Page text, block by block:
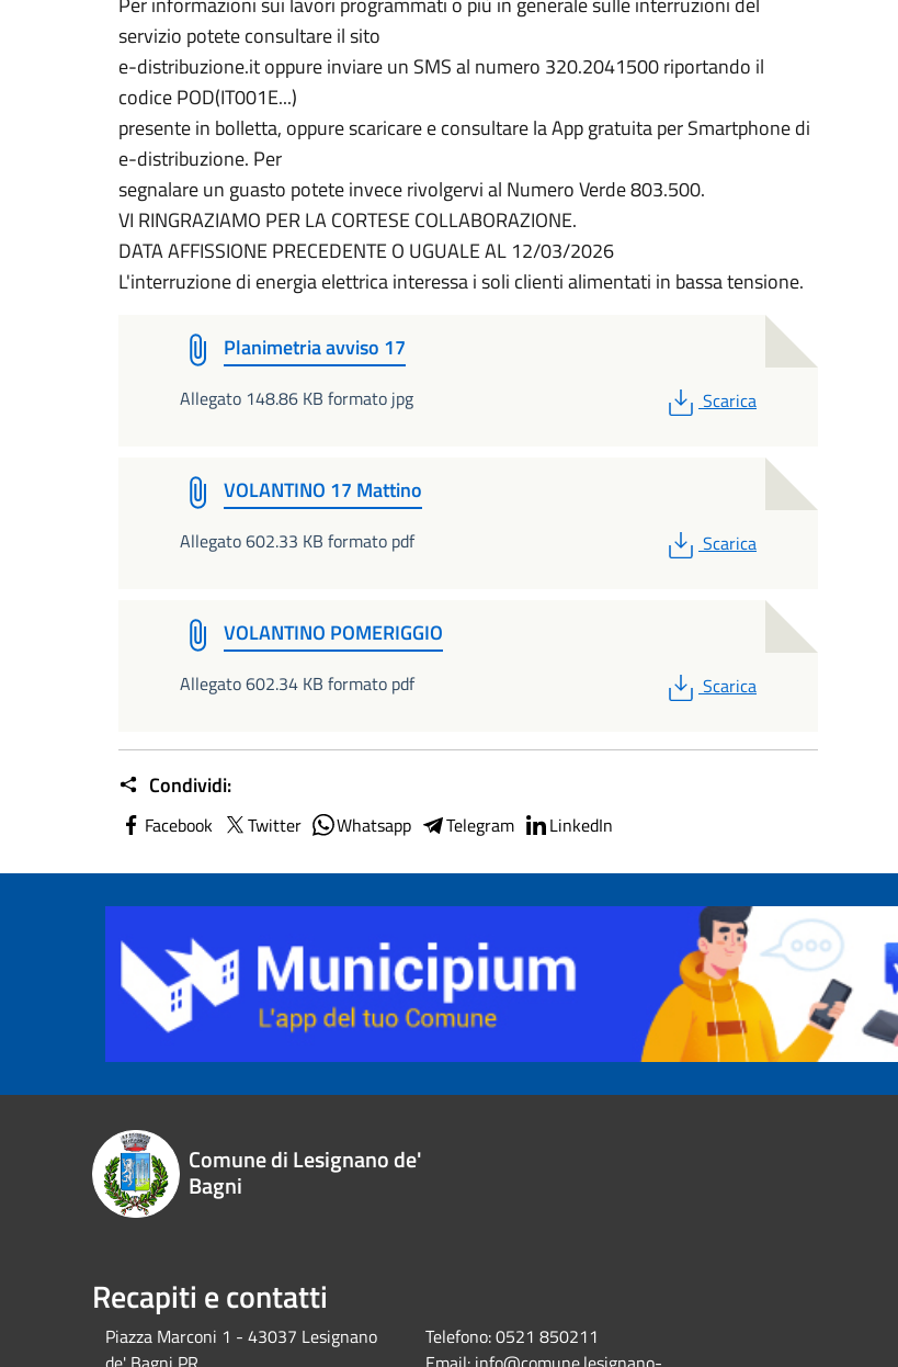
servizio potete consultare il sito
e-distribuzione.it oppure inviare un SMS al numero 320.2041500 riportando il
codice POD(IT001E...)
presente in bolletta, oppure scaricare e consultare la App gratuita per Smartphone di
e-distribuzione. Per
segnalare un guasto potete invece rivolgervi al Numero Verde 803.500.
VI RINGRAZIAMO PER LA CORTESE COLLABORAZIONE.
DATA AFFISSIONE PRECEDENTE O UGUALE AL 12/03/2026
L'interruzione di energia elettrica interessa i soli clienti alimentati in bassa tensione.
Planimetria avviso 17
Allegato 148.86 KB formato jpg PDF
Scarica
VOLANTINO 17 Mattino
Allegato 602.33 KB formato pdf PDF
Scarica
VOLANTINO POMERIGGIO
Allegato 602.34 KB formato pdf PDF
Scarica
Condividi:
Facebook Twitter Whatsapp Telegram LinkedIn
Comune di Lesignano de'
Bagni
Recapiti e contatti
Piazza Marconi 1 - 43037 Lesignano
Telefono:0521 850211